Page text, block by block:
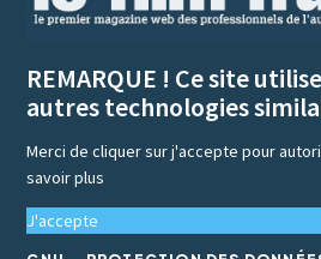
REMARQUE ! Ce site
autres technologies
Merci de cliquer sur j'accepte pour
savoir plus
J'accepte